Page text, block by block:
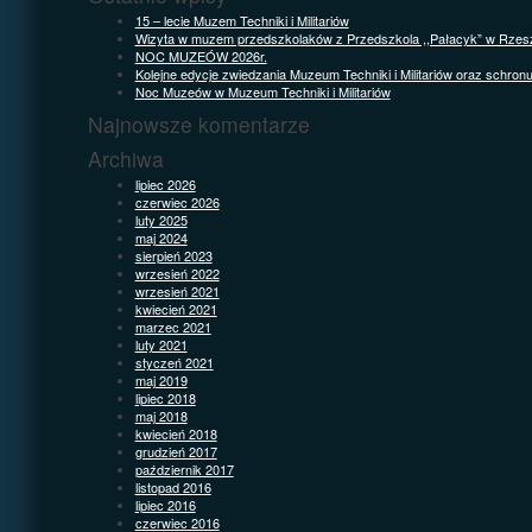
15 – lecie Muzem Techniki i Militariów
Wizyta w muzem przedszkolaków z Przedszkola ,,Pałacyk” w
NOC MUZEÓW 2026r.
Kolejne edycje zwiedzania Muzeum Techniki i Militariów oraz
Noc Muzeów w Muzeum Techniki i Militariów
Najnowsze komentarze
Archiwa
lipiec 2026
czerwiec 2026
luty 2025
maj 2024
sierpień 2023
wrzesień 2022
wrzesień 2021
kwiecień 2021
marzec 2021
luty 2021
styczeń 2021
maj 2019
lipiec 2018
maj 2018
kwiecień 2018
grudzień 2017
październik 2017
listopad 2016
lipiec 2016
czerwiec 2016